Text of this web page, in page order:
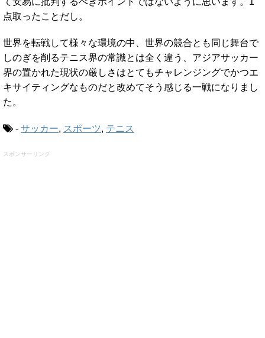
点取ったことだし。
世界を転戦して様々な環境の中、世界の競合とも同じ舞台で
しのぎを削るテニス界の常識とは全く違う、アジアサッカー
界の置かれた現状の厳しさはとてもチャレンジングでかつエ
キサイティングなものだと改めてそう感じる一戦になりまし
た。
- サッカー, スポーツ, テニス
スポンサーリンク